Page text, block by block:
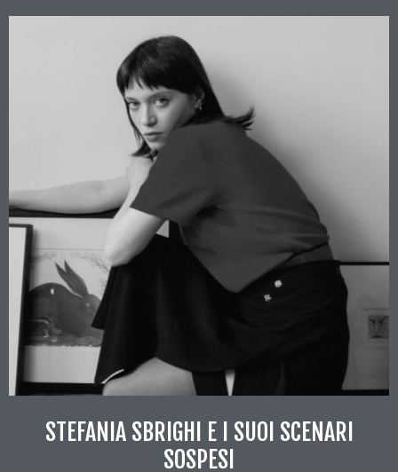
STEFANIA SBRIGHI E I SUOI SCENARI
SOSPESI